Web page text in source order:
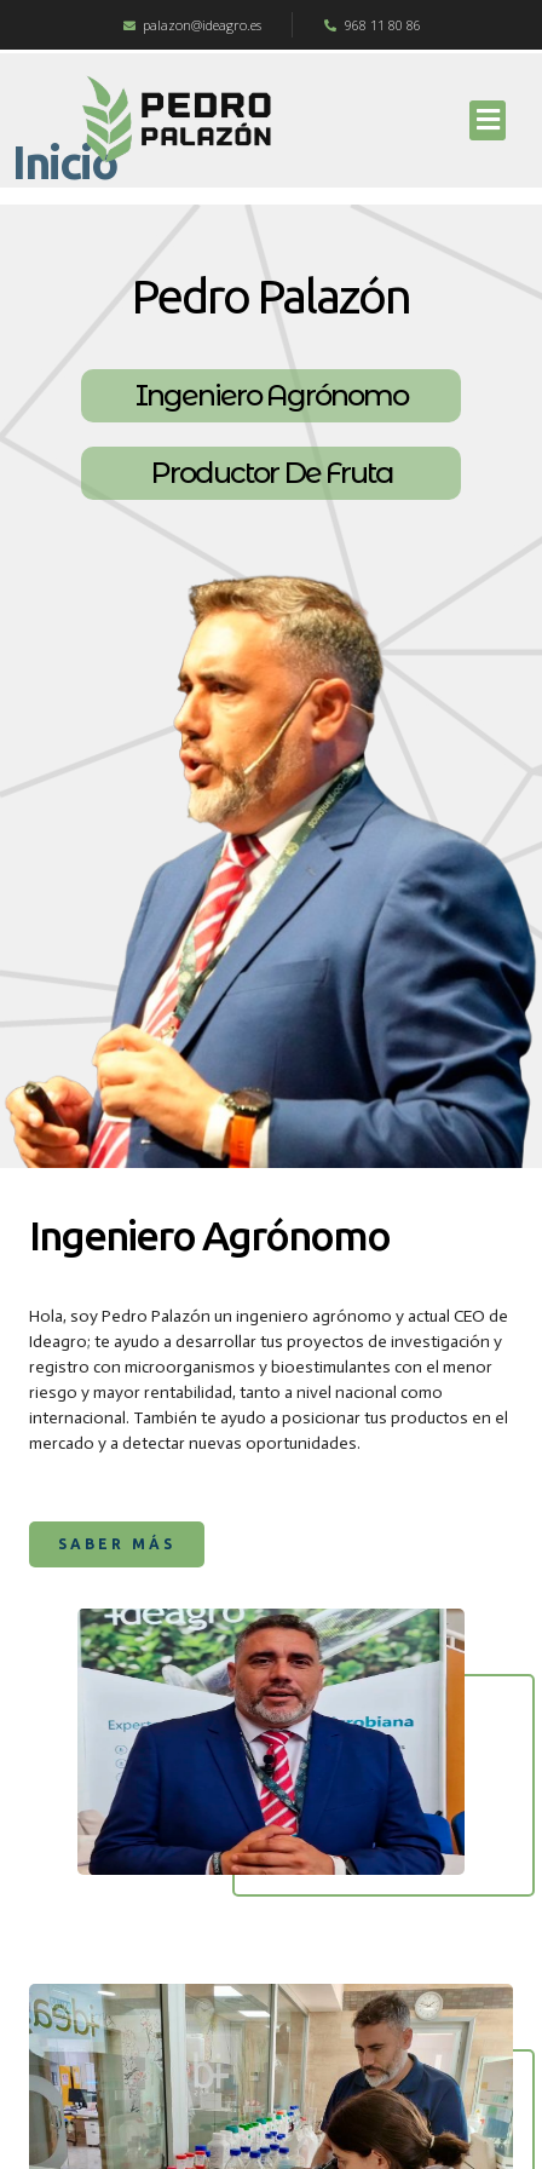
palazon@ideagro.es 968 11 80 86
Inicio
Pedro Palazón
Ingeniero Agrónomo
Productor De Fruta
Ingeniero Agrónomo
Hola, soy Pedro Palazón un ingeniero agrónomo y actual CEO de
Ideagro; te ayudo a desarrollar tus proyectos de investigación y
registro con microorganismos y bioestimulantes con el menor
riesgo y mayor rentabilidad, tanto a nivel nacional como
internacional. También te ayudo a posicionar tus productos en el
mercado y a detectar nuevas oportunidades.
SABER MÁS